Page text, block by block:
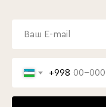
+998